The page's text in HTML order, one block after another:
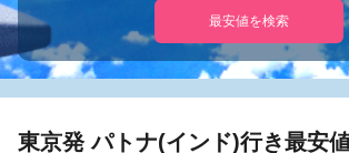
最安値を検索
東京発 パトナ(インド)行き最安